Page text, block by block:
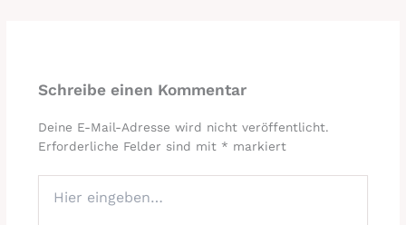
Schreibe einen Kommentar
Deine E-Mail-Adresse wird nicht veröffentlicht.
Erforderliche Felder sind mit * markiert
eingeben…